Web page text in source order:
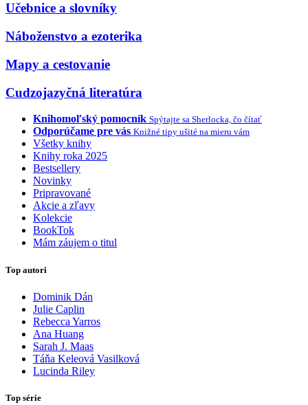
Učebnice a slovníky
Náboženstvo a ezoterika
Mapy a cestovanie
Cudzojazyčná literatúra
Knihomoľský pomocník Spýtajte sa Sherlocka, čo čítať
Odporúčame pre vás Knižné tipy ušité na mieru vám
Všetky knihy
Knihy roka 2025
Bestsellery
Novinky
Pripravované
Akcie a zľavy
Kolekcie
BookTok
Mám záujem o titul
Top autori
Dominik Dán
Julie Caplin
Rebecca Yarros
Ana Huang
Sarah J. Maas
Táňa Keleová Vasilková
Lucinda Riley
Top série